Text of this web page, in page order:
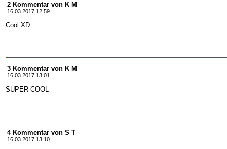
2 Kommentar von K M
16.03.2017 12:59
Cool XD
3 Kommentar von K M
16.03.2017 13:01
SUPER COOL
4 Kommentar von S T
16.03.2017 13:10